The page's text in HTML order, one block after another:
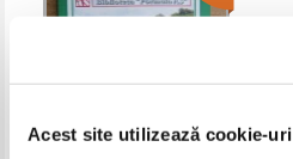
Acest site utilizează cookie-uri